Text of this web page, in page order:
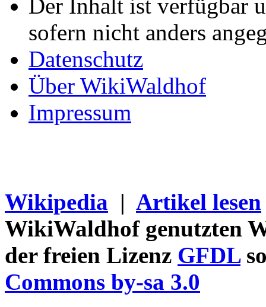
Der Inhalt ist verfügbar
sofern nicht anders
Datenschutz
Über WikiWaldhof
Impressum
Wikipedia | Artikel lesen
WikiWaldhof genutzten
der freien Lizenz GFDL
Commons by-sa 3.0